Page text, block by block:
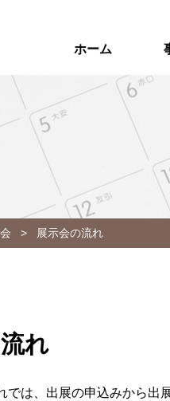
ホーム
> 展示会の流れ
れ
では、出展の申込みから出